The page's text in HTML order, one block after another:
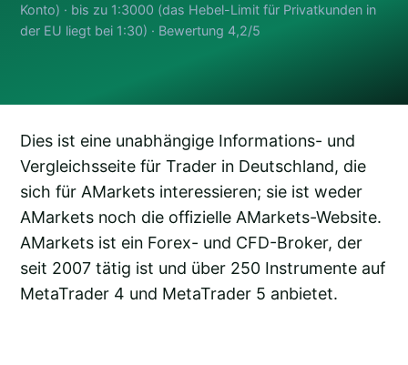
Konto) · bis zu 1:3000 (das Hebel-Limit für Privatkunden in
der EU liegt bei 1:30) · Bewertung 4,2/5
Dies ist eine unabhängige Informations- und
Vergleichsseite für Trader in Deutschland, die
sich für AMarkets interessieren; sie ist weder
AMarkets noch die offizielle AMarkets-Website.
AMarkets ist ein Forex- und CFD-Broker, der
seit 2007 tätig ist und über 250 Instrumente auf
MetaTrader 4 und MetaTrader 5 anbietet.